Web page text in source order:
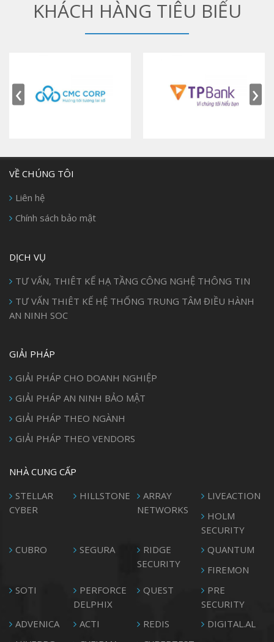
KHÁCH HÀNG TIÊU BIỂU
‹ ›
VỀ CHÚNG TÔI
Liên hệ
Chính sách bảo mật
DỊCH VỤ
TƯ VẤN, THIÊT KẾ HẠ TẦNG CÔNG NGHỆ THÔNG TIN
TƯ VẤN THIÊT KẾ HỆ THỐNG TRUNG TÂM ĐIỀU HÀNH
AN NINH SOC
GIẢI PHÁP
GIẢI PHÁP CHO DOANH NGHIỆP
GIẢI PHÁP AN NINH BẢO MẬT
GIẢI PHÁP THEO NGÀNH
GIẢI PHÁP THEO VENDORS
NHÀ CUNG CẤP
STELLAR
CYBER
HILLSTONE
ARRAY
NETWORKS
LIVEACTION
HOLM
SECURITY
CUBRO
SEGURA
RIDGE
SECURITY
QUANTUM
FIREMON
SOTI
PERFORCE
DELPHIX
QUEST
PRE
SECURITY
ADVENICA
ACTI REDIS
DIGITAL.AL